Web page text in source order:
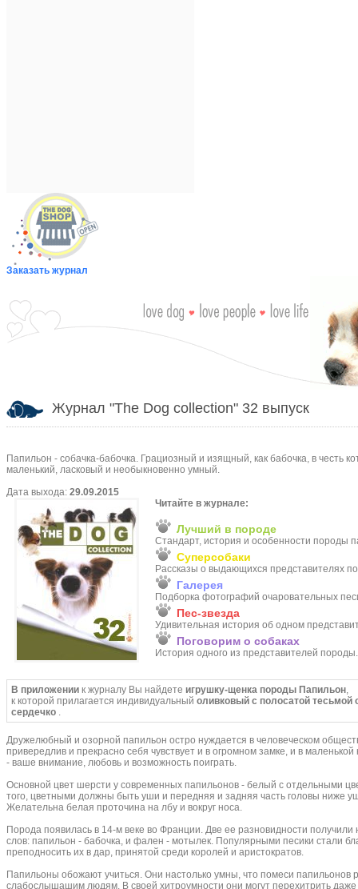
Заказать журнал
Журнал "The Dog collection" 32 выпуск
Папильон - собачка-бабочка. Грациозный и изящный, как бабочка, в честь
маленький, ласковый и необыкновенно умный.
Дата выхода: 29.09.2015
Читайте в журнале:
Лучший в породе
Стандарт, история и особенности породы
Суперсобаки
Рассказы о выдающихся представителях
Галерея
Подборка фотографий очаровательных
Пес-звезда
Удивительная история об одном
Поговорим о собаках
История одного из представителей породы.
В приложении к журналу Вы найдете игрушку-щенка породы Папильон,
к которой прилагается индивидуальный оливковый с полосатой тесьмой
сердечко .
Дружелюбный и озорной папильон остро нуждается в человеческом
привередлив и прекрасно себя чувствует и в огромном замке, и в маленькой
- ваше внимание, любовь и возможность поиграть.
Основной цвет шерсти у современных папильонов - белый с отдельными
того, цветными должны быть уши и передняя и задняя часть головы ниже
Желательна белая проточина на лбу и вокруг носа.
Порода появилась в 14-м веке во Франции. Две ее разновидности получили
слов: папильон - бабочка, и фален - мотылек. Популярными песики стали
преподносить их в дар, принятой среди королей и аристократов.
Папильоны обожают учиться. Они настолько умны, что помеси папильонов
слабослышашим людям. В своей хитроумности они могут перехитрить